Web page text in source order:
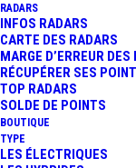
RADARS
INFOS RADARS
CARTE DES RADARS
MARGE D’ERREUR DES
RÉCUPÉRER SES
TOP RADARS
SOLDE DE POINTS
BOUTIQUE
TYPE
LES ÉLECTRIQUES
21 août 2014
F1 :